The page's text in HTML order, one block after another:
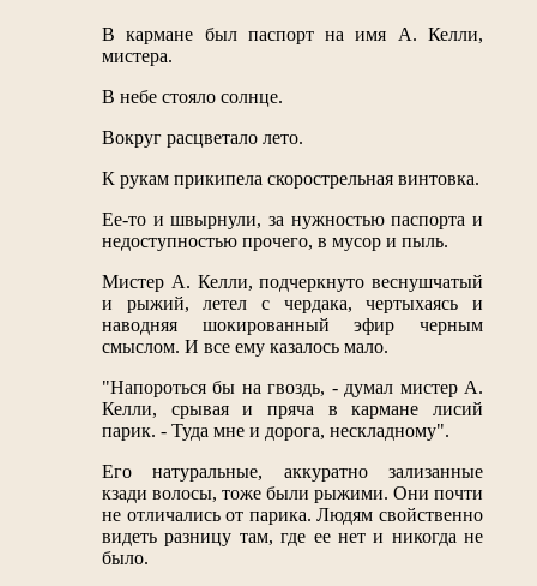
В кармане был паспорт на имя А. Келли,
мистера.
В небе стояло солнце.
Вокруг расцветало лето.
К рукам прикипела скорострельная винтовка.
Ее-то и швырнули, за нужностью паспорта и
недоступностью прочего, в мусор и пыль.
Мистер А. Келли, подчеркнуто веснушчатый
и рыжий, летел с чердака, чертыхаясь и
наводняя шокированный эфир черным
смыслом. И все ему казалось мало.
"Напороться бы на гвоздь, - думал мистер А.
Келли, срывая и пряча в кармане лисий
парик. - Туда мне и дорога, нескладному".
Его натуральные, аккуратно зализанные
кзади волосы, тоже были рыжими. Они почти
не отличались от парика. Людям свойственно
видеть разницу там, где ее нет и никогда не
было.